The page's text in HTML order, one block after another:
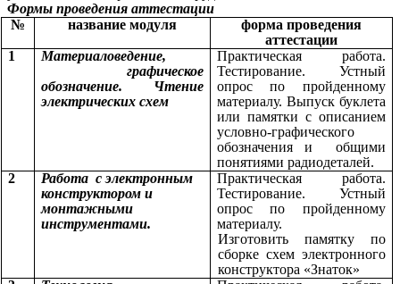
Формы проведения аттестации
№
название модуля
форма проведения
аттестации
1
Материаловедение,
графическое
обозначение. Чтение
электрических схем
Практическая работа.
Тестирование. Устный
опрос по пройденному
материалу. Выпуск буклета
или памятки с описанием
условно-графического
обозначения и общими
понятиями радиодеталей.
2
Работа с электронным
конструктором и
монтажными
инструментами.
Практическая работа.
Тестирование. Устный
опрос по пройденному
материалу.
Изготовить памятку по
сборке схем электронного
конструктора «Знаток»